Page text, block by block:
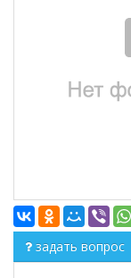
задать вопрос